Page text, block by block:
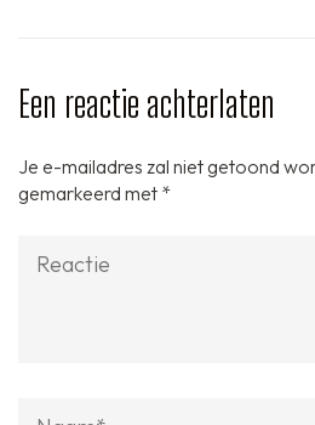
Een reactie achterlaten
Je e-mailadres zal niet getoond
gemarkeerd met *